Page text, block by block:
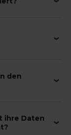
den
ihre Daten